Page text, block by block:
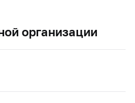
организации